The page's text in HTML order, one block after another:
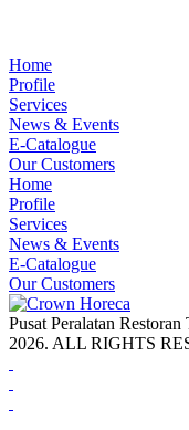
Home
Profile
Services
News & Events
E-Catalogue
Our Customers
Home
Profile
Services
News & Events
E-Catalogue
Our Customers
Pusat Peralatan
2026. ALL RIGHTS